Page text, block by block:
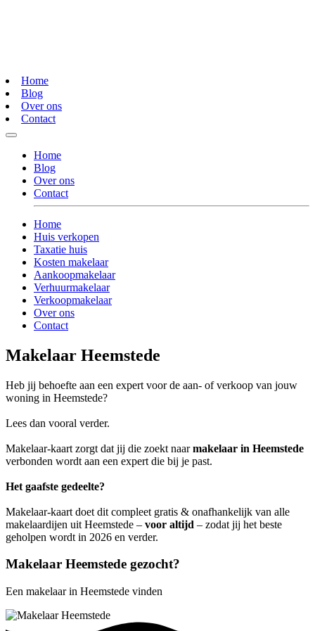
Home
Blog
Over ons
Contact
Home
Blog
Over ons
Contact
Home
Huis verkopen
Taxatie huis
Kosten makelaar
Aankoopmakelaar
Verhuurmakelaar
Verkoopmakelaar
Over ons
Contact
Makelaar Heemstede
Heb jij behoefte aan een expert voor de aan- of verkoop van jouw
woning in Heemstede?
Lees dan vooral verder.
Makelaar-kaart zorgt dat jij die zoekt naarmakelaar in Heemstede
verbonden wordt aan een expert die bij je past.
Het gaafste gedeelte?
Makelaar-kaart doet dit compleet gratis & onafhankelijk van alle
makelaardijen uit Heemstede – voor altijd – zodat jij het beste
geholpen wordt in 2026 en verder.
Makelaar Heemstede gezocht?
Een makelaar in Heemstede vinden